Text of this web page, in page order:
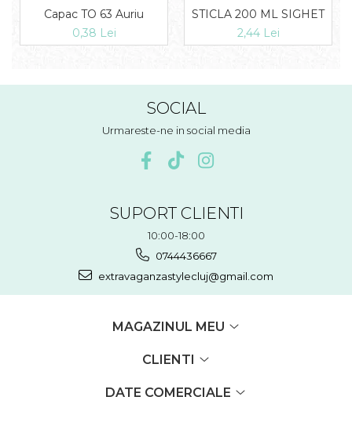
Capac TO 63 Auriu
0,38 Lei
STICLA 200 ML SIGHET
2,44 Lei
SOCIAL
Urmareste-ne in social media
SUPORT CLIENTI
10:00-18:00
0744436667
extravaganzastylecluj@gmail.com
MAGAZINUL MEU
CLIENTI
DATE COMERCIALE